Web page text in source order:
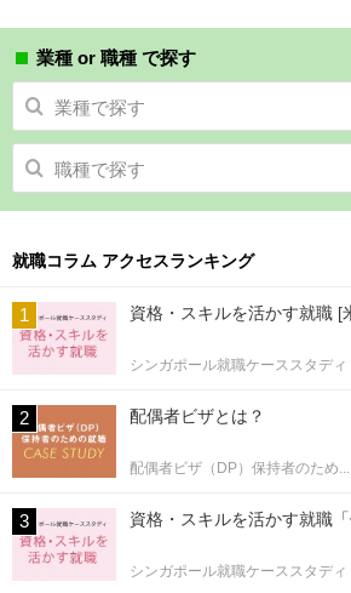
業種 or 職種 で探す
業種で探す
職種で探す
就職コラム アクセスランキング
資格・スキルを活かす就職 [
シンガポール就職ケーススタディ
配偶者ビザとは？
配偶者ビザ（DP）保持者のため...
資格・スキルを活かす就職「
シンガポール就職ケーススタディ